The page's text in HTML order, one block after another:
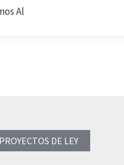
Al
PROYECTOS DE LEY